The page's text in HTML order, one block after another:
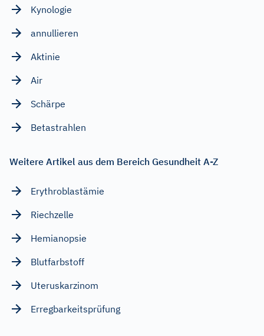
Kynologie
annullieren
Aktinie
Air
Schärpe
Betastrahlen
Weitere Artikel aus dem Bereich Gesundheit A-Z
Erythroblastämie
Riechzelle
Hemianopsie
Blutfarbstoff
Uteruskarzinom
Erregbarkeitsprüfung